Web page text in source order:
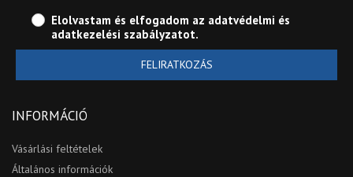
Elolvastam és elfogadom az adatvédelmi és
adatkezelési szabályzatot.
FELIRATKOZÁS
INFORMÁCIÓ
Vásárlási feltételek
Általános információk